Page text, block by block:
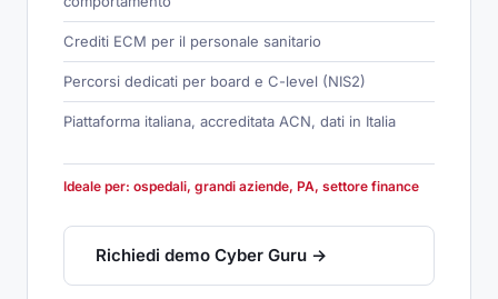
Crediti ECM per il personale sanitario
Percorsi dedicati per board e C-level (NIS2)
Piattaforma italiana, accreditata ACN, dati in Italia
Ideale per: ospedali, grandi aziende, PA, settore finance
Richiedi demo Cyber Guru →